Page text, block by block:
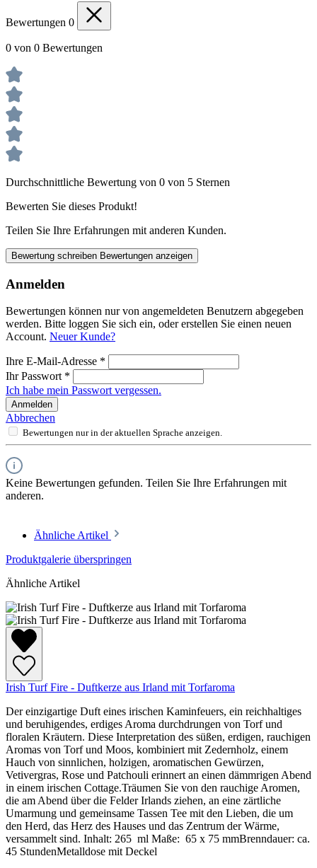
Bewertungen 0
0 von 0 Bewertungen
Durchschnittliche Bewertung von 0 von 5 Sternen
Bewerten Sie dieses Produkt!
Teilen Sie Ihre Erfahrungen mit anderen Kunden.
Bewertung schreiben Bewertungen anzeigen
Anmelden
Bewertungen können nur von angemeldeten Benutzern abgegeben
werden. Bitte loggen Sie sich ein, oder erstellen Sie einen neuen
Account. Neuer Kunde?
Ihre E-Mail-Adresse *
Ihr Passwort *
Ich habe mein Passwort vergessen.
Anmelden
Abbrechen
Bewertungen nur in der aktuellen Sprache anzeigen.
Keine Bewertungen gefunden. Teilen Sie Ihre Erfahrungen mit
anderen.
Ähnliche Artikel
Produktgalerie überspringen
Ähnliche Artikel
Irish Turf Fire - Duftkerze aus Irland mit Torfaroma
Der einzigartige Duft eines irischen Kaminfeuers, ein reichhaltiges
und beruhigendes, erdiges Aroma durchdrungen von Torf und
floralen Kräutern. Diese Interpretation des süßen, erdigen, rauchigen
Aromas von Torf und Moos, kombiniert mit Zedernholz, einem
Hauch von sinnlichen, holzigen, aromatischen Gewürzen,
Vetivergras, Rose und Patchouli erinnert an einen dämmrigen Abend
in einem irischen Cottage.Träumen Sie von den rauchige Aromen,
die am Abend über die Felder Irlands ziehen, an eine zärtliche
Umarmung und gemeinsame Tassen Tee mit den Lieben, die um
den Herd, das Herz des Hauses und das Zentrum der Wärme,
versammelt sind. Inhalt: 265 ml Maße: 65 x 75 mmBrenndauer: ca.
45 StundenMetalldose mit Deckel